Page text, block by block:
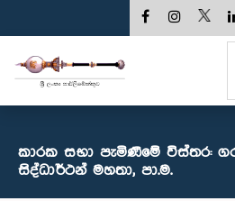
කාරක සභා පැමිණීමේ විස්තර:
සිද්ධාර්ථන් මහතා, පා.ම.